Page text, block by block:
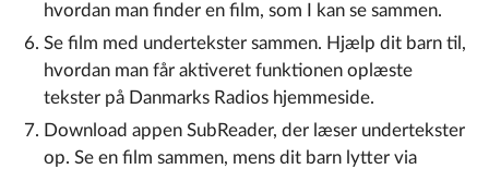
hvordan man finder en film, som I kan se sammen.
Se film med undertekster sammen. Hjælp dit barn til,
hvordan man får aktiveret funktionen oplæste
tekster på Danmarks Radios hjemmeside.
Download appen SubReader, der læser undertekster
op. Se en film sammen, mens dit barn lytter via